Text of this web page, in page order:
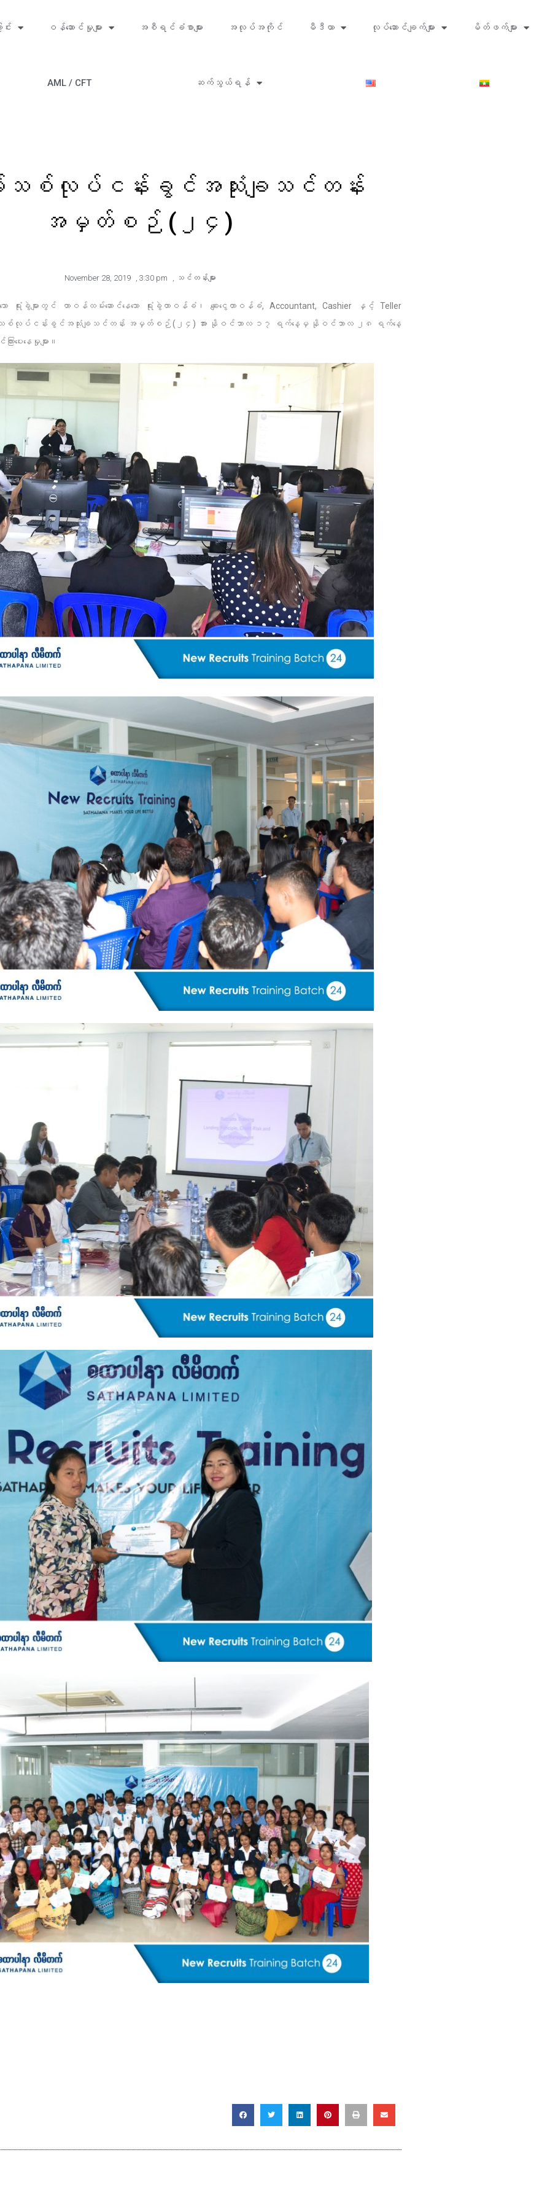
း ဝန်ဆောင်မှုများ အစီရင်ခံစာများ အလုပ်အကိုင် မီဒီယာ လုပ်ဆောင်ချက်များ မိတ်ဖက်များ
AML / CFT ဆက်သွယ်ရန်
စ်လုပ်ငန်းခွင်အသုံးချသင်တန်း
အမှတ်စဉ် (၂၄)
November 28, 2019 , 3:30 pm , သင်တန်းများ
းခွဲများတွင် တာဝန်ထမ်းဆောင်နေသော ရုံးခွဲတာဝန်ခံ၊ ချေးငွေတာဝန်ခံ, Accountant, Cashier နှင့် Teller
စ်လုပ်ငန်းခွင်အသုံးချသင်တန်း အမှတ်စဉ် (၂၄) အား နိုဝင်ဘာလ ၁၇ ရက်နေ့မှ နိုဝင်ဘာလ ၂၈ ရက်နေ့
ေးနေမှုများ။